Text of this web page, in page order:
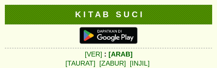
K I T A B S U C I
[VER] : [ARAB]
[TAURAT]
[ZABUR]
[INJIL]